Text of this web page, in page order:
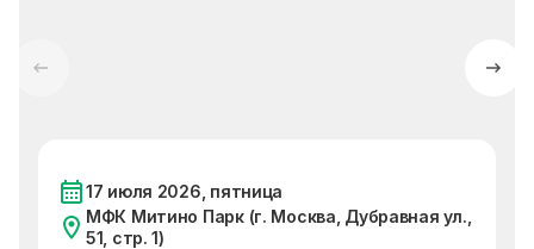
17 июля 2026, пятница
МФК Митино Парк (г. Москва, Дубравная ул.,
51, стр. 1)